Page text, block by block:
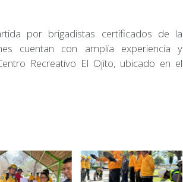
por brigadistas certificados de la
cuentan con amplia experiencia y
Recreativo El Ojito, ubicado en el